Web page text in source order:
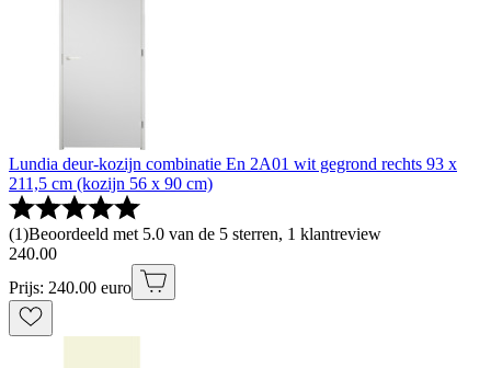
Lundia deur-kozijn combinatie En 2A01 wit gegrond rechts 93 x
211,5 cm (kozijn 56 x 90 cm)
(1)Beoordeeld met 5.0 van de 5 sterren, 1 klantreview
240.00
Prijs: 240.00 euro